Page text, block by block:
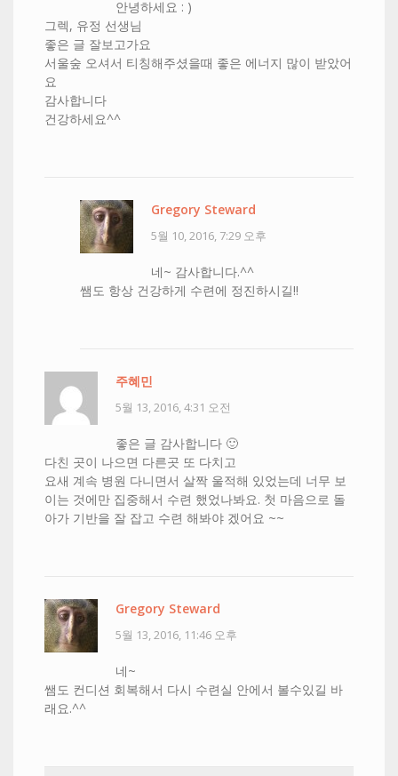
안녕하세요 : )
그렉, 유정 선생님
좋은 글 잘보고가요
서울숲 오셔서 티칭해주셨을때 좋은 에너지 많이 받았어
요
감사합니다
건강하세요^^
Gregory Steward
5월 10, 2016, 7:29 오후
네~ 감사합니다.^^
쌤도 항상 건강하게 수련에 정진하시길!!
주혜민
5월 13, 2016, 4:31 오전
좋은 글 감사합니다 🙂
다친 곳이 나으면 다른곳 또 다치고
요새 계속 병원 다니면서 살짝 울적해 있었는데 너무 보
이는 것에만 집중해서 수련 했었나봐요. 첫 마음으로 돌
아가 기반을 잘 잡고 수련 해봐야 겠어요 ~~
Gregory Steward
5월 13, 2016, 11:46 오후
네~
쌤도 컨디션 회복해서 다시 수련실 안에서 볼수있길 바
래요.^^